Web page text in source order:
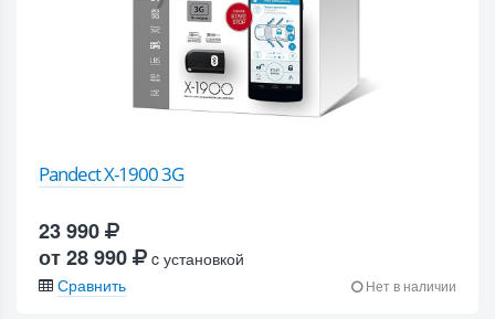
Pandect X-1900 3G
23 990
от 28 990
c установкой
Сравнить
Нет в наличии